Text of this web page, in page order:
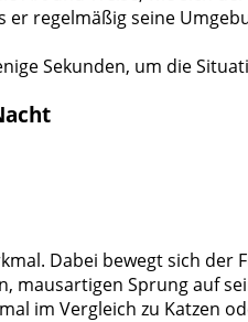
regelmäßig seine
Sekunden, um die
Dabei bewegt sich der
mausartigen Sprung auf
im Vergleich zu Katzen